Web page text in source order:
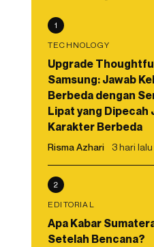
1
TECHNOLOGY
Upgrade
Samsung: Jawab
Berbeda dengan
Lipat yang Dipecah
Karakter Berbeda
Risma Azhari 3 hari lalu
2
EDITORIAL
Apa Kabar
Setelah Bencana?